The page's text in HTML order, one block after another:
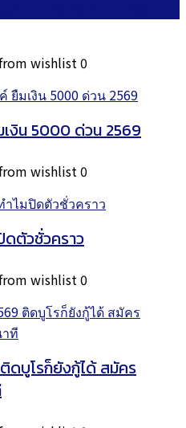
wishlist0
งิน 5000 ด่วน 2569
wishlist0
ดตัวชั่วคราว
wishlist0
ดบูโรก็ยังกู้ได้ สมัคร